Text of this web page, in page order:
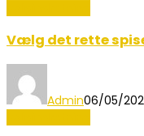
Vælg det rette
Admin06/05/